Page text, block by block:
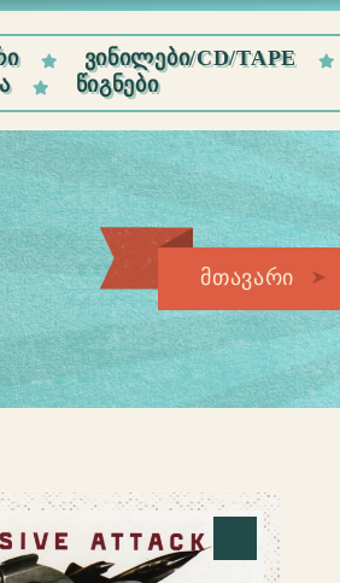
ᲕᲘᲜᲘᲚᲔᲑᲘ/CD/TAPE
ᲬᲘᲒᲜᲔᲑᲘ
მთავარი